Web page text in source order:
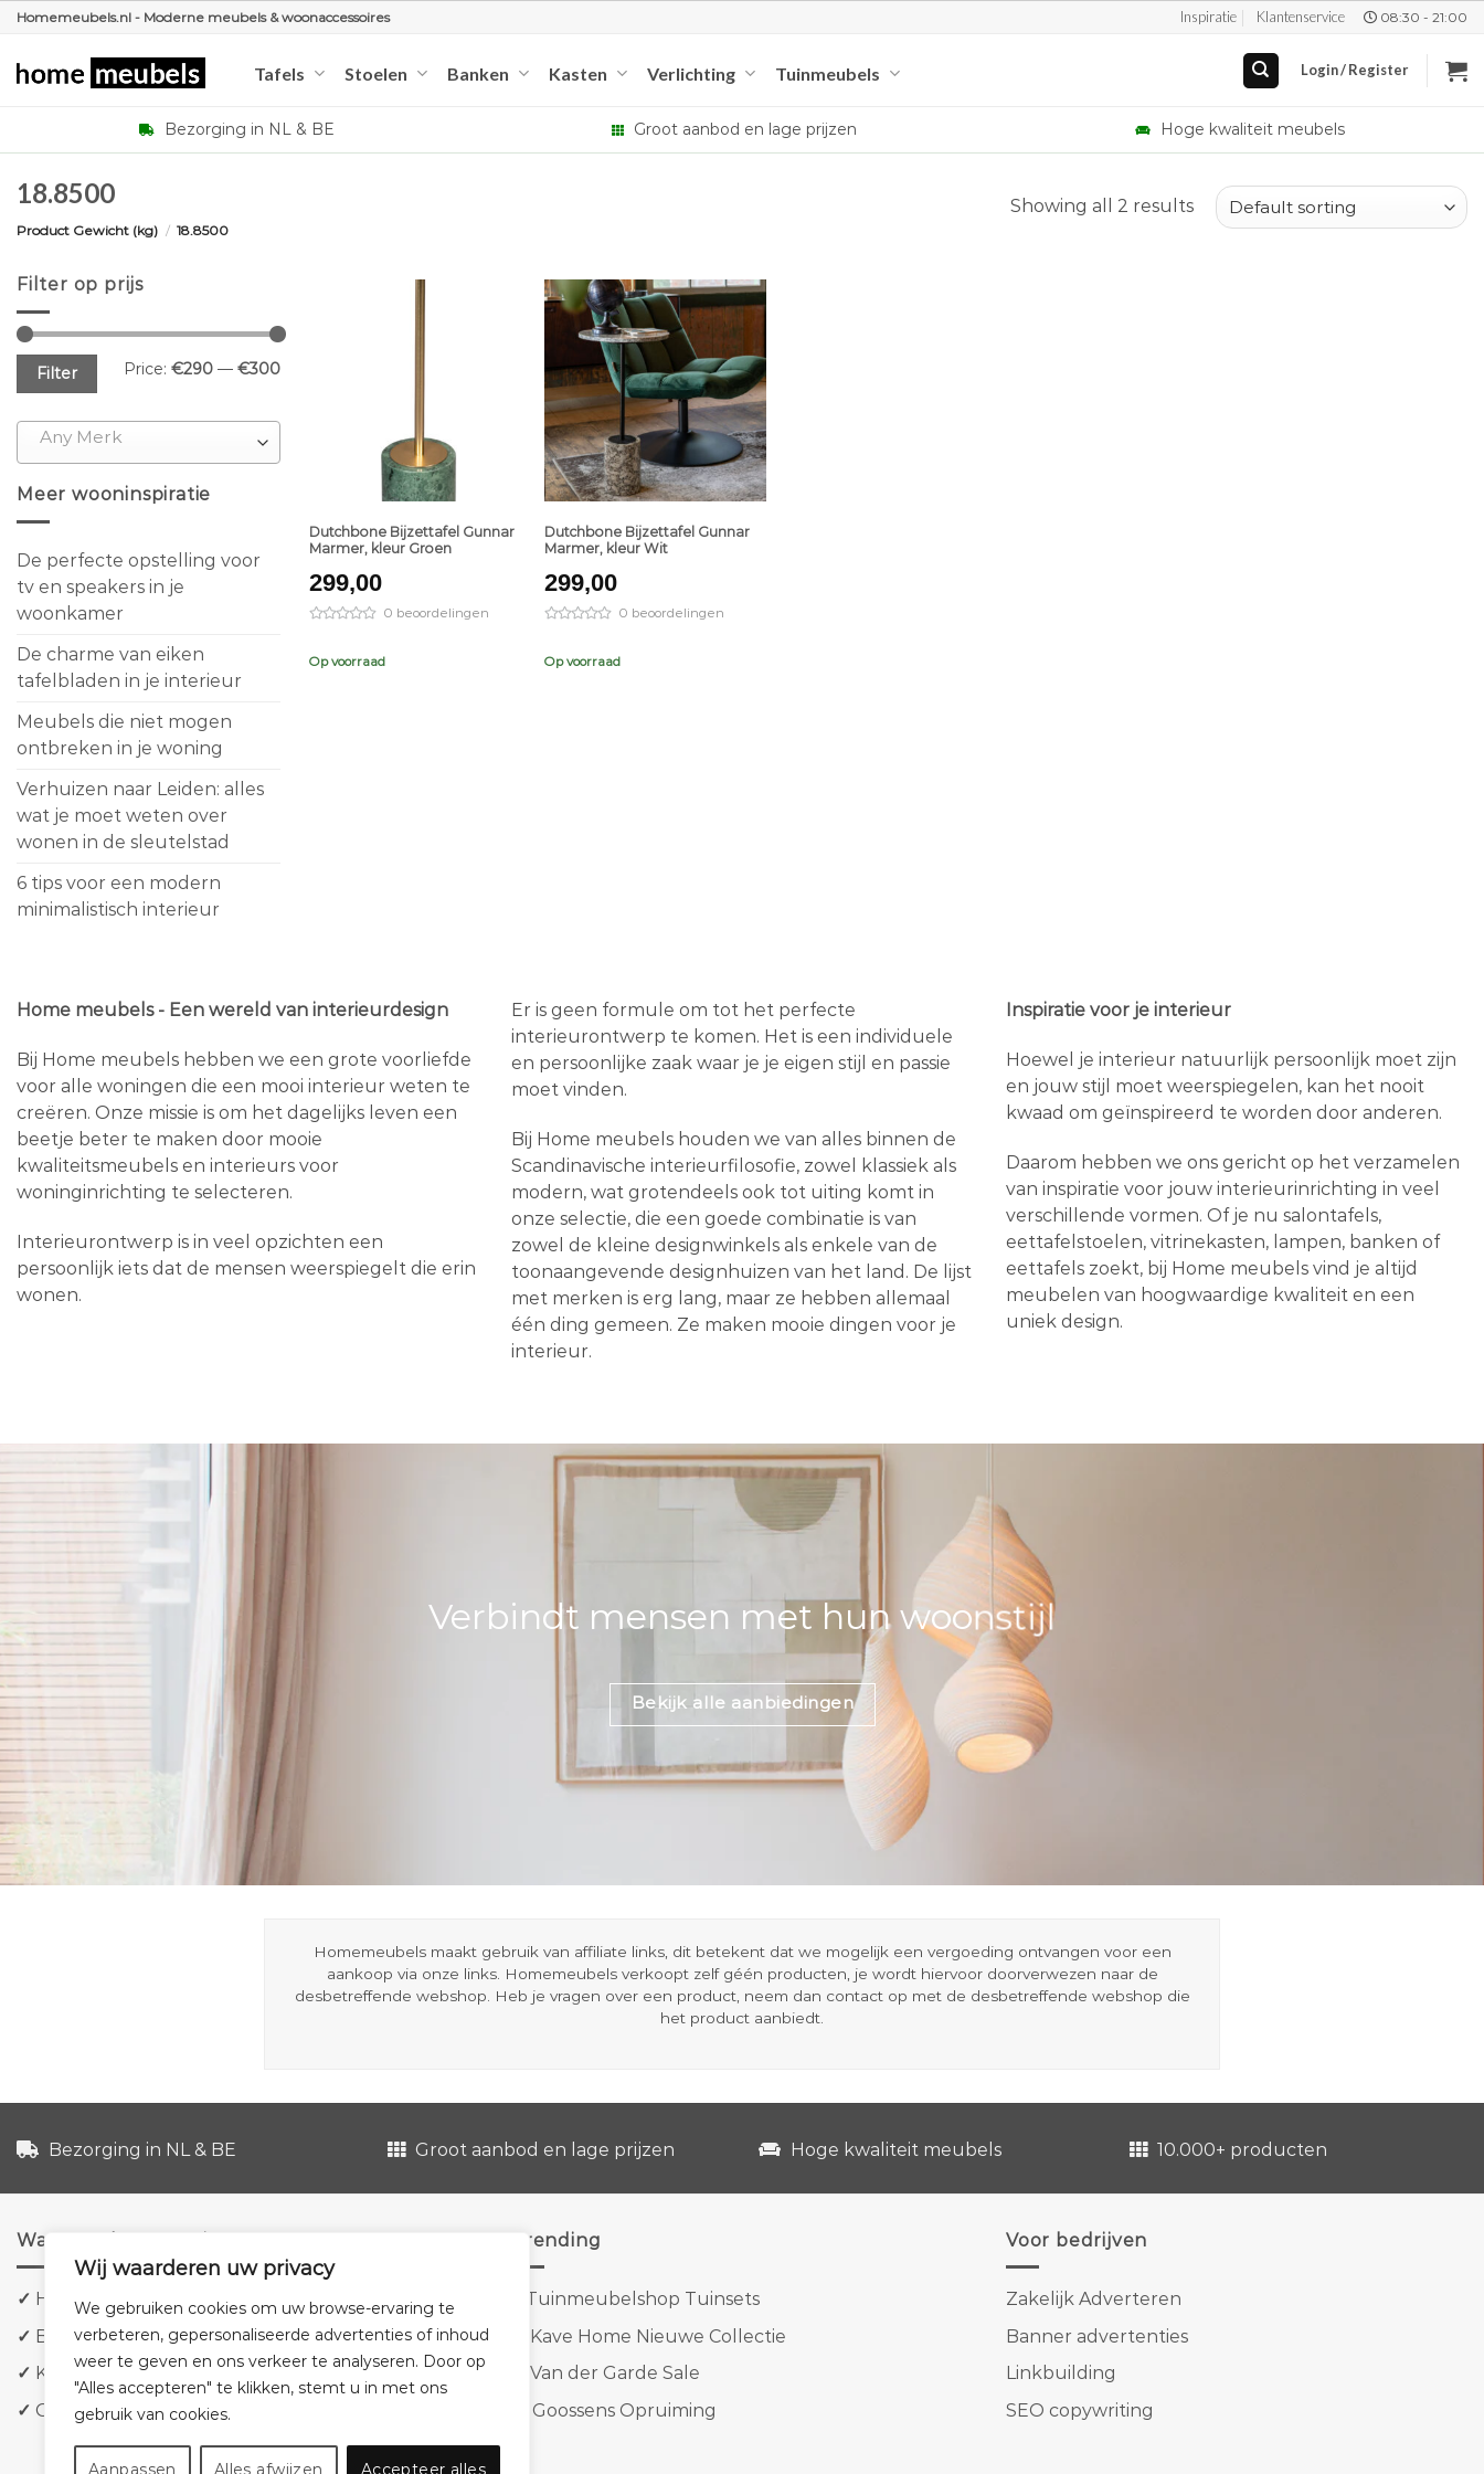
Wij waarderen uw privacy
We gebruiken cookies om uw browse-ervaring te
verbeteren, gepersonaliseerde advertenties of inhoud
weer te geven en ons verkeer te analyseren. Door op
"Alles accepteren" te klikken, stemt u in met ons
gebruik van cookies.
Aanpassen Alles afwijzen Accepteer alles
Ga
inhoud
Homemeubels.nl - Moderne meubels & woonaccessoires Inspiratie Klantenservice 08:30 - 21:00
Tafels Stoelen Banken Kasten Verlichting Tuinmeubels Login / Register
Bezorging in NL & BE Groot aanbod en lage prijzen Hoge kwaliteit meubels
18.8500
Product Gewicht (kg) / 18.8500
Showing all 2 results
Filter op prijs
Min
price
Max
priceFilter Price: €290— €300
Any Merk
Meer wooninspiratie
De perfecte opstelling voor
tv en speakers in je
woonkamer
De charme van eiken
tafelbladen in je interieur
Meubels die niet mogen
ontbreken in je woning
Verhuizen naar Leiden: alles
wat je moet weten over
wonen in de sleutelstad
6 tips voor een modern
minimalistisch interieur
Dutchbone Bijzettafel Gunnar
Marmer, kleur Groen
299,00
0 beoordelingen
Op voorraad
+
Dutchbone Bijzettafel Gunnar
Marmer, kleur Wit
299,00
0 beoordelingen
Op voorraad
Home meubels - Een wereld van interieurdesign
Bij Home meubels hebben we een grote voorliefde
voor alle woningen die een mooi interieur weten te
creëren. Onze missie is om het dagelijks leven een
beetje beter te maken door mooie
kwaliteitsmeubels en interieurs voor
woninginrichting te selecteren.
Interieurontwerp is in veel opzichten een
persoonlijk iets dat de mensen weerspiegelt die erin
wonen.
Er is geen formule om tot het perfecte
interieurontwerp te komen. Het is een individuele
en persoonlijke zaak waar je je eigen stijl en passie
moet vinden.
Bij Home meubels houden we van alles binnen de
Scandinavische interieurfilosofie, zowel klassiek als
modern, wat grotendeels ook tot uiting komt in
onze selectie, die een goede combinatie is van
zowel de kleine designwinkels als enkele van de
toonaangevende designhuizen van het land. De lijst
met merken is erg lang, maar ze hebben allemaal
één ding gemeen. Ze maken mooie dingen voor je
interieur.
Inspiratie voor je interieur
Hoewel je interieur natuurlijk persoonlijk moet zijn
en jouw stijl moet weerspiegelen, kan het nooit
kwaad om geïnspireerd te worden door anderen.
Daarom hebben we ons gericht op het verzamelen
van inspiratie voor jouw interieurinrichting in veel
verschillende vormen. Of je nu salontafels,
eettafelstoelen, vitrinekasten, lampen, banken of
eettafels zoekt, bij Home meubels vind je altijd
meubelen van hoogwaardige kwaliteit en een
uniek design.
Verbindt mensen met hun woonstijl
Bekijk alle aanbiedingen
Homemeubels maakt gebruik van affiliate links, dit betekent dat we mogelijk een vergoeding ontvangen voor een
aankoop via onze links. Homemeubels verkoopt zelf géén producten, je wordt hiervoor doorverwezen naar de
desbetreffende webshop. Heb je vragen over een product, neem dan contact op met de desbetreffende webshop die
het product aanbiedt.
Bezorging in NL & BE Groot aanbod en lage prijzen Hoge kwaliteit meubels 10.000+ producten
Waarom shoppen via ons?
✓ Hoge kwaliteit meubels
✓ Bezorging in NL & BE
✓ Klanttevredenheid staat voorop
✓ Groot aanbod tegen lage prijzen
Trending
Tuinmeubelshop Tuinsets
Kave Home Nieuwe Collectie
Van der Garde Sale
Goossens Opruiming
Voor bedrijven
Zakelijk Adverteren
Banner advertenties
Linkbuilding
SEO copywriting